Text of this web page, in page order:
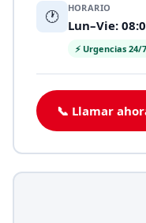
🕐 HORARIO
Lun–Vie:
⚡ Urgencias 24/7
📞 Llamar